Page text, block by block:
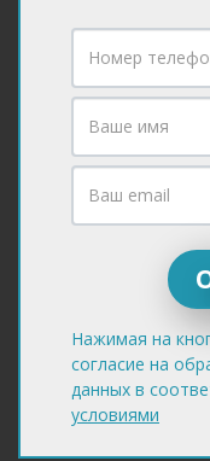
Нажимая на
согласие на
данных в
условиями